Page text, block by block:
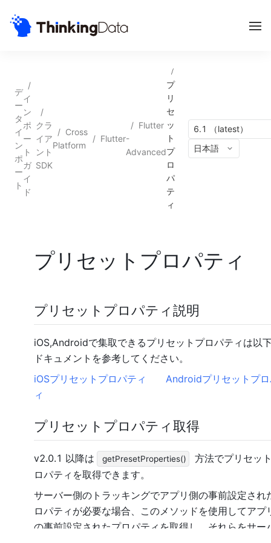
デ
ー
タ
イ
ン
ポ
ー
ト
/
イ
ン
ポ
ー
ト
ガ
イ
ド
/
クラ
イア
ント
SDK
/ Cross
Platform
/ Flutter
/ Flutter
-
Advanced
/
プ
リ
セ
ッ
ト
プ
ロ
パ
テ
ィ
6.1 （latest）
日本語
プリセットプロパティ
プリセットプロパティ説明
iOS,Androidで集取できるプリセットプロパティは以
ドキュメントを参考してください。
iOSプリセットプロパティ
Androidプリセットプ
ィ
プリセットプロパティ取得
v2.0.1 以降は getPresetProperties()
方法でプリセッ
ロパティを取得できます。
サーバー側のトラッキングでアプリ側の事前設定され
ロパティが必要な場合、このメソッドを使用してアプ
の事前設定されたプロパティを取得し、それらをサー